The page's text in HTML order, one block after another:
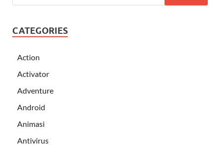
CATEGORIES
Action
Activator
Adventure
Android
Animasi
Antivirus